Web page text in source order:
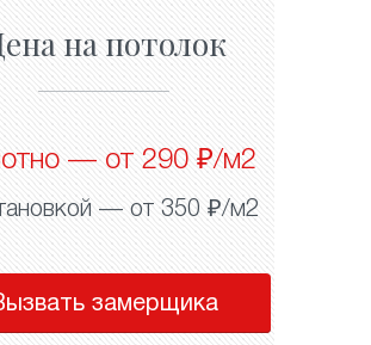
на потолок
— от 290 ₽/м2
— от 350 ₽/м2
замерщика